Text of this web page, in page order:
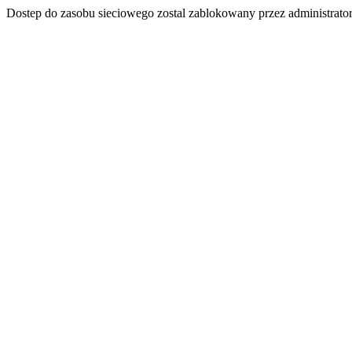
Dostep do zasobu sieciowego zostal zablokowany przez